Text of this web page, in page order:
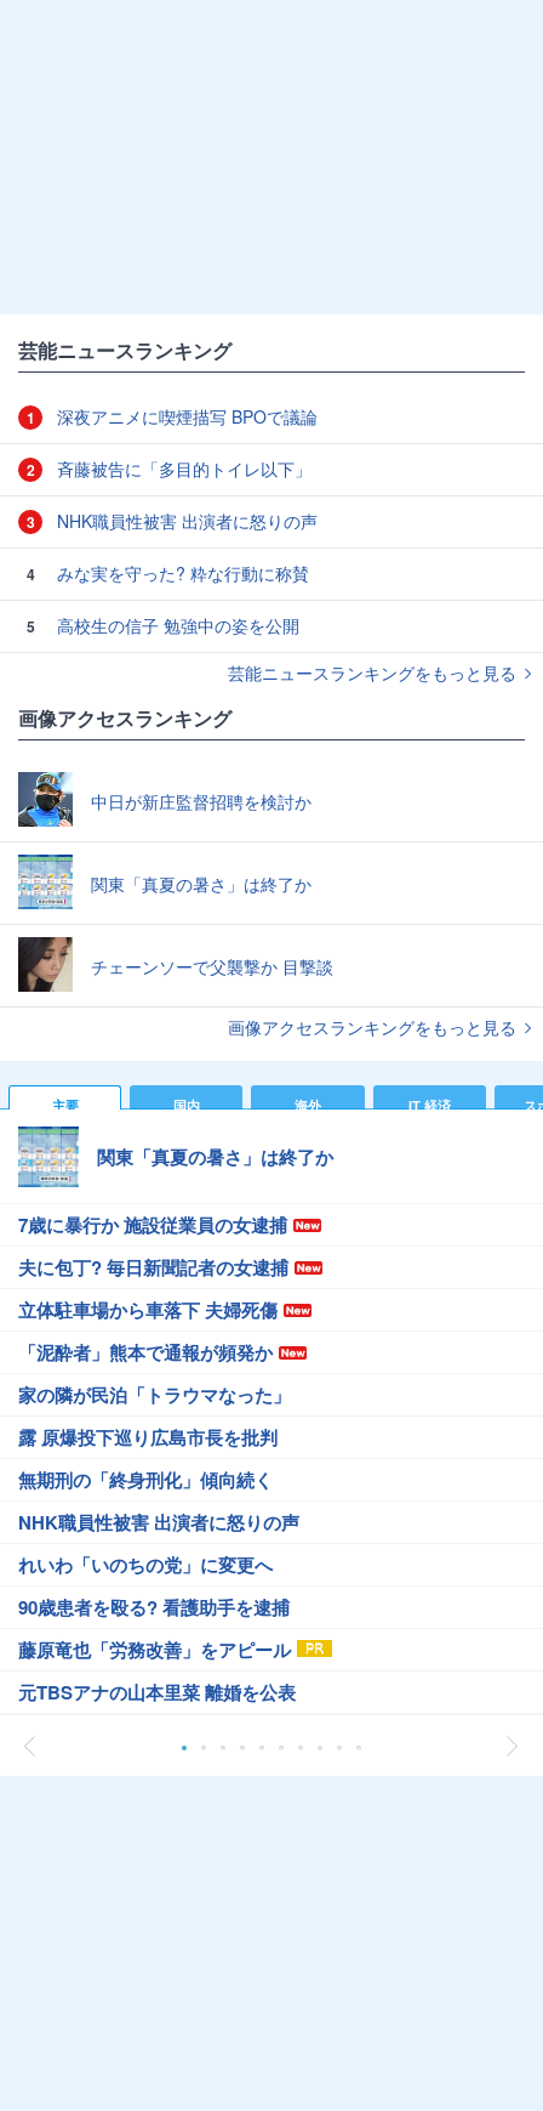
芸能ニュースランキング
1 深夜アニメに喫煙描写 BPOで議論
2 斉藤被告に「多目的トイレ以下」
3 NHK職員性被害 出演者に怒りの声
4 みな実を守った? 粋な行動に称賛
5
高校生の信子 勉強中の姿を公開
芸能ニュースランキングをもっと見る
画像アクセスランキング
中日が新庄監督招聘を検討か
関東「真夏の暑さ」は終了か
チェーンソーで父襲撃か 目撃談
画像アクセスランキングをもっと見る
主要 国内 海外 IT 経済 ス
関東「真夏の暑さ」は終了か
7歳に暴行か 施設従業員の女逮捕
夫に包丁? 毎日新聞記者の女逮捕
立体駐車場から車落下 夫婦死傷
「泥酔者」熊本で通報が頻発か
家の隣が民泊「トラウマなった」
露 原爆投下巡り広島市長を批判
無期刑の「終身刑化」傾向続く
NHK職員性被害 出演者に怒りの声
れいわ「いのちの党」に変更へ
90歳患者を殴る? 看護助手を逮捕
藤原竜也「労務改善」をアピール
元TBSアナの山本里菜 離婚を公表